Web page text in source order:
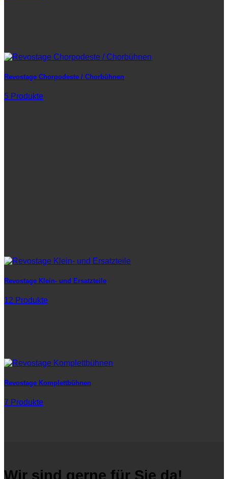
Revostage Chorpodeste / Chorbühnen
5 Produkte
Revostage Klein- und Ersatzteile
12 Produkte
Revostage Komplettbühnen
7 Produkte
Wir sind gerne für Sie da!